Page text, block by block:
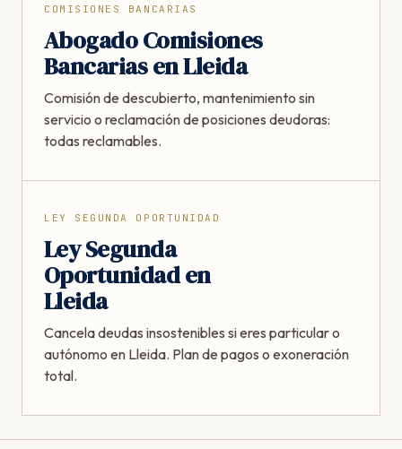
COMISIONES BANCARIAS
Abogado Comisiones
Bancarias en Lleida
Comisión de descubierto, mantenimiento sin
servicio o reclamación de posiciones deudoras:
todas reclamables.
LEY SEGUNDA OPORTUNIDAD
Ley Segunda
Oportunidad en
Lleida
Cancela deudas insostenibles si eres particular o
autónomo en Lleida. Plan de pagos o exoneración
total.